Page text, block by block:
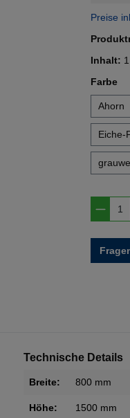
Preise
Inhalt: 1
Farbe
Ahorn
Eiche-
Technische Details
Breite: 800 mm
Höhe: 1500 mm